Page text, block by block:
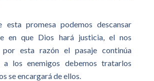
esta promesa podemos descansar
en que Dios hará justicia, el nos
por esta razón el pasaje continúa
a los enemigos debemos tratarlos
se encargará de ellos.